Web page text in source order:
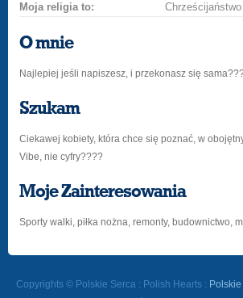
Moja religia to:
Chrześcijaństwo
O mnie
Najlepiej jeśli napiszesz, i przekonasz się
Szukam
Ciekawej kobiety, która chce się poznać, w
Vibe, nie cyfry????
Moje Zainteresowania
Sporty walki, piłka nożna, remonty, budownictwo,
Copyrights © Polskie Serca : Polish Hearts :